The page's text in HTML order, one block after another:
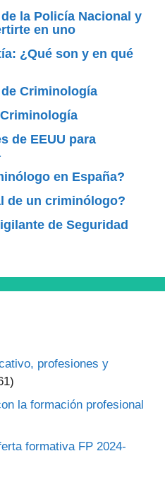
la Policía Nacional y
en uno
¿Qué son y en qué
Criminología
de EEUU para
en España?
de un criminólogo?
de Seguridad
profesiones y
la formación profesional
formativa FP 2024-